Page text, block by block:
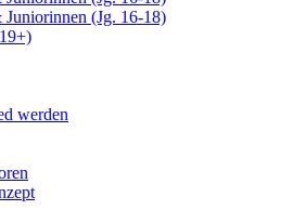
(Jg. 16-18)
werden